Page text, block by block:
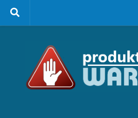
Zum Inhalt springen